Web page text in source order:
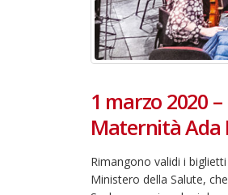
1 marzo 2020
Maternità Ada
Rimangono validi i
Ministero della Salute,